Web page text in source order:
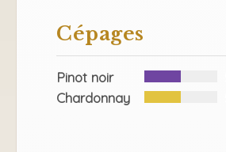
Cépages
Pinot noir
Chardonnay